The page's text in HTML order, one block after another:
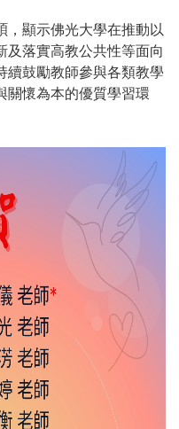
，顯示佛光大學在推動以
及落實高教公共性等面向
續鼓勵教師參與各類教學
關懷為本的優質學習環